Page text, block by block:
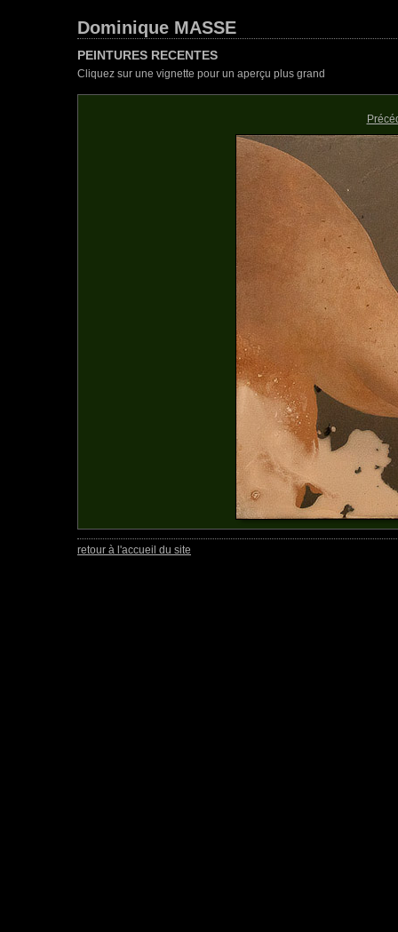
Dominique MASSE
PEINTURES RECENTES
Cliquez sur une vignette pour un aperçu plus grand
retour à l'accueil du site